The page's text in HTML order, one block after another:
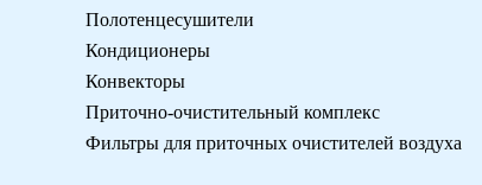
Полотенцесушители
Кондиционеры
Конвекторы
Приточно-очистительный комплекс
Фильтры для приточных очистителей воздуха